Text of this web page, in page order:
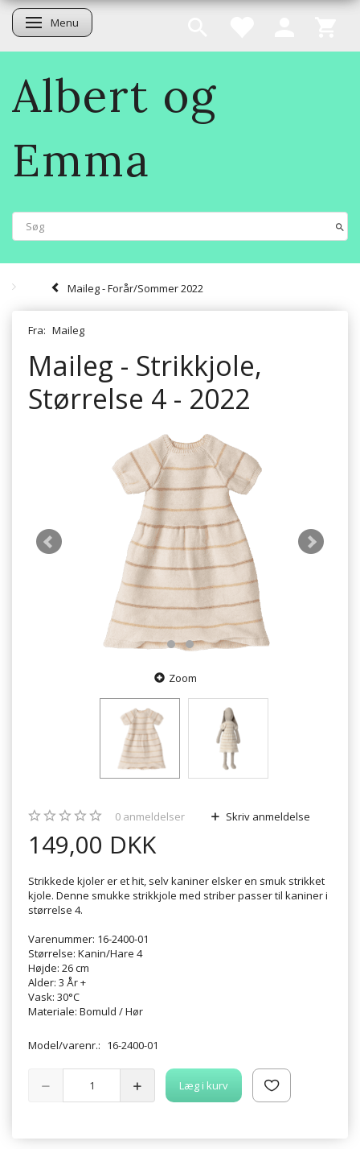
Skifte navigation
Menu
Albert og
Emma
Maileg - Forår/Sommer 2022
Fra: Maileg
Maileg - Strikkjole,
Størrelse 4 - 2022
Zoom
0 anmeldelser Skriv anmeldelse
149,00 DKK
Strikkede kjoler er et hit, selv kaniner elsker en smuk strikket
kjole. Denne smukke strikkjole med striber passer til kaniner i
størrelse 4.
Varenummer: 16-2400-01
Størrelse: Kanin/Hare 4
Højde: 26 cm
Alder: 3 År +
Vask: 30°C
Materiale: Bomuld / Hør
Model/varenr.: 16-2400-01
Læg i kurv